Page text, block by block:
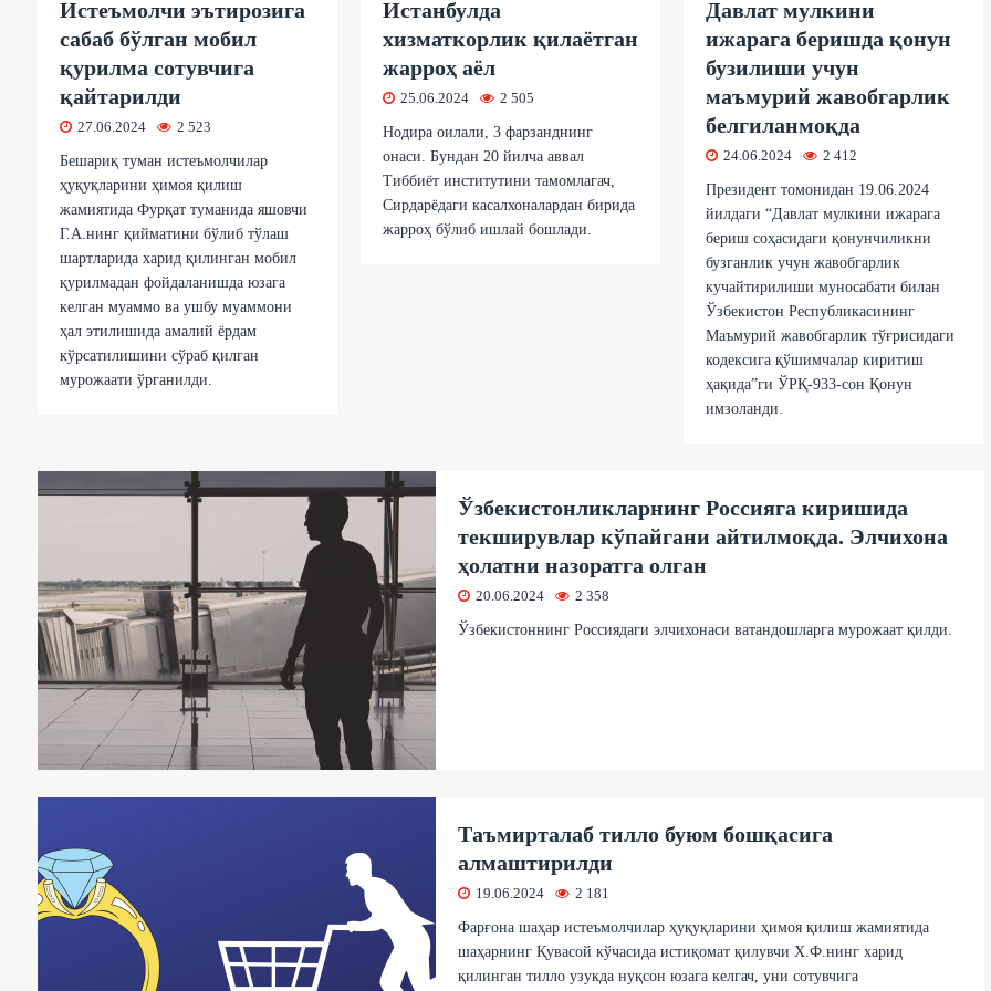
Истеъмолчи эътирозига
сабаб бўлган мобил
қурилма сотувчига
қайтарилди
27.06.2024 2 523
Бешариқ туман истеъмолчилар
ҳуқуқларини ҳимоя қилиш
жамиятида Фурқат туманида яшовчи
Г.А.нинг қийматини бўлиб тўлаш
шартларида харид қилинган мобил
қурилмадан фойдаланишда юзага
келган муаммо ва ушбу муаммони
ҳал этилишида амалий ёрдам
кўрсатилишини сўраб қилган
мурожаати ўрганилди.
Истанбулда
хизматкорлик қилаётган
жарроҳ аёл
25.06.2024 2 505
Нодира оилали, 3 фарзанднинг
онаси. Бундан 20 йилча аввал
Тиббиёт институтини тамомлагач,
Сирдарёдаги касалхоналардан бирида
жарроҳ бўлиб ишлай бошлади.
Давлат мулкини
ижарага беришда қонун
бузилиши учун
маъмурий жавобгарлик
белгиланмоқда
24.06.2024 2 412
Президент томонидан 19.06.2024
йилдаги “Давлат мулкини ижарага
бериш соҳасидаги қонунчиликни
бузганлик учун жавобгарлик
кучайтирилиши муносабати билан
Ўзбекистон Республикасининг
Маъмурий жавобгарлик тўғрисидаги
кодексига қўшимчалар киритиш
ҳақида”ги ЎРҚ-933-сон Қонун
имзоланди.
Ўзбекистонликларнинг Россияга киришида
текширувлар кўпайгани айтилмоқда. Элчихона
ҳолатни назоратга олган
20.06.2024 2 358
Ўзбекистоннинг Россиядаги элчихонаси ватандошларга мурожаат қилди.
Таъмирталаб тилло буюм бошқасига
алмаштирилди
19.06.2024 2 181
Фарғона шаҳар истеъмолчилар ҳуқуқларини ҳимоя қилиш жамиятида
шаҳарнинг Қувасой кўчасида истиқомат қилувчи Х.Ф.нинг харид
қилинган тилло узукда нуқсон юзага келгач, уни сотувчига